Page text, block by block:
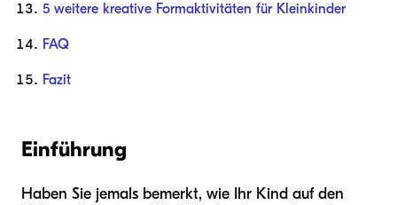
5 weitere kreative Formaktivitäten für Kleinkinder
FAQ
Fazit
Einführung
Haben Sie jemals bemerkt, wie Ihr Kind auf den